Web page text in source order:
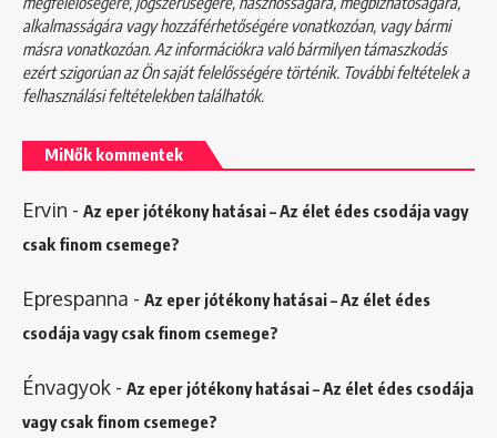
alkalmasságára vagy hozzáférhetőségére vonatkozóan, vagy bármi
másra vonatkozóan. Az információkra való bármilyen támaszkodás
ezért szigorúan az Ön saját felelősségére történik. További feltételek a
felhasználási feltételekbentalálhatók.
MiNők kommentek
Ervin - Az eper jótékony hatásai – Az élet édes csodája vagy
csak finom csemege?
Eprespanna - Az eper jótékony hatásai – Az élet édes
csodája vagy csak finom csemege?
Énvagyok - Az eper jótékony hatásai – Az élet édes csodája
vagy csak finom csemege?